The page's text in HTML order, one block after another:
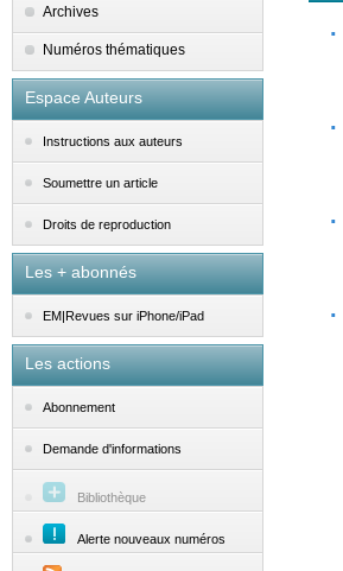
Archives
Numéros thématiques
Espace Auteurs
Instructions aux auteurs
Soumettre un article
Droits de reproduction
Les + abonnés
EM|Revues sur iPhone/iPad
Les actions
Abonnement
Demande d'informations
Bibliothèque
Alerte nouveaux numéros
·
·
·
·